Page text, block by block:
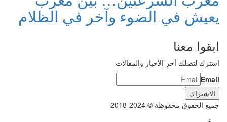
يعيش في الضوء وآخر في الظلام
ابقوا معنا
اشترك لتصلك آخر الأخبار والمقالات
Email
جميع الحقوق محفوظة © 2024-2018